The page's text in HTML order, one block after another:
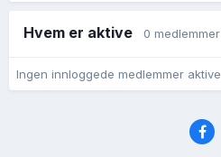
Hvem er aktive 0 medlemmer
Ingen innloggede medlemmer aktive